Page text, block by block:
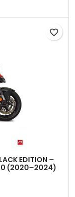
EDITION –
(2020–2024)
favorite_border